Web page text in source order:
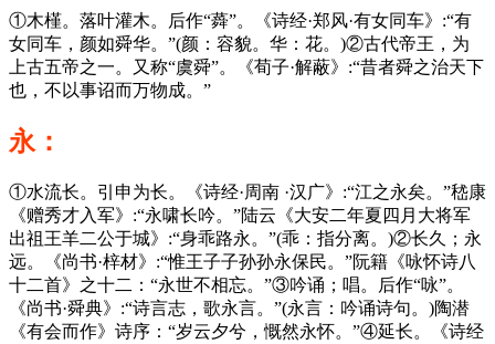
①木槿。落叶灌木。后作“蕣”。《诗经·郑风·有女同车》:“有
女同车，颜如舜华。”(颜：容貌。华：花。)②古代帝王，为
上古五帝之一。又称“虞舜”。《荀子·解蔽》:“昔者舜之治天下
也，不以事诏而万物成。”
永：
①水流长。引申为长。《诗经·周南 ·汉广》:“江之永矣。”嵇康
《赠秀才入军》:“永啸长吟。”陆云《大安二年夏四月大将军
出祖王羊二公于城》:“身乖路永。”(乖：指分离。)②长久；永
远。《尚书·梓材》:“惟王子子孙孙永保民。”阮籍《咏怀诗八
十二首》之十二：“永世不相忘。”③吟诵；唱。后作“咏”。
《尚书·舜典》:“诗言志，歌永言。”(永言：吟诵诗句。)陶潜
《有会而作》诗序：“岁云夕兮，慨然永怀。”④延长。《诗经